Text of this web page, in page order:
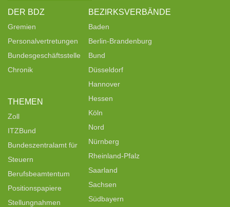
DER BDZ
Gremien
Personalvertretungen
Bundesgeschäftsstelle
Chronik
THEMEN
Zoll
ITZBund
Bundeszentralamt für
Steuern
Berufsbeamtentum
Positionspapiere
Stellungnahmen
BEZIRKSVERBÄNDE
Baden
Berlin-Brandenburg
Bund
Düsseldorf
Hannover
Hessen
Köln
Nord
Nürnberg
Rheinland-Pfalz
Saarland
Sachsen
Südbayern